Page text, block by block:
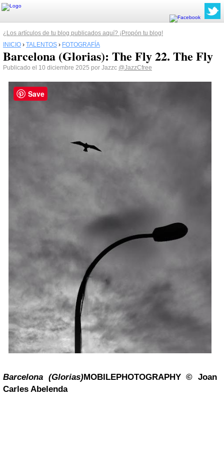
¿Los artículos de tu blog publicados aquí? ¡Propón tu blog!
INICIO › TALENTOS › FOTOGRAFÍA
Barcelona (Glorias): The Fly 22. The Fly
Publicado el 10 diciembre 2025 por Jazzc @JazzCfree
Barcelona (Glorias)MOBILEPHOTOGRAPHY ©Joan
Carles Abelenda
Save